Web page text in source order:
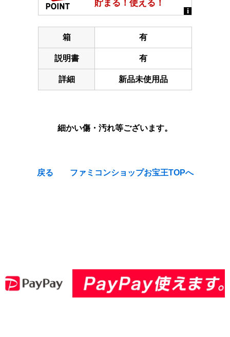
箱 有
説明書 有
詳細 新品未使用品
細かい傷・汚れ等ございます。
戻る ファミコンショップお宝王TOPへ